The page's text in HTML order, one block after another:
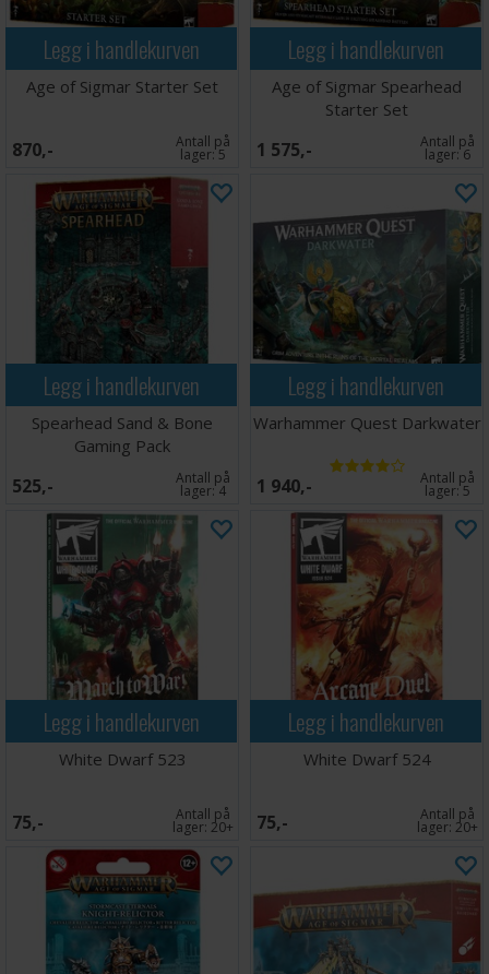
Legg i handlekurven
Age of Sigmar Starter Set
870,- Antall på
lager:5
Legg i handlekurven
Age of Sigmar Spearhead
Starter Set
1 575,- Antall på
lager:6
Legg i handlekurven
Spearhead Sand & Bone
Gaming Pack
525,- Antall på
lager:4
Legg i handlekurven
Warhammer Quest Darkwater
1 940,- Antall på
lager:5
Legg i handlekurven
White Dwarf 523
75,- Antall på
lager: 20+
Legg i handlekurven
White Dwarf 524
75,- Antall på
lager: 20+